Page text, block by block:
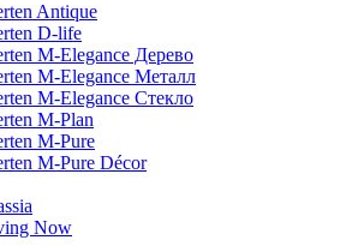
Antique
D-life
M-Elegance Дерево
M-Elegance Металл
M-Elegance Стекло
M-Plan
M-Pure
M-Pure Décor
Now